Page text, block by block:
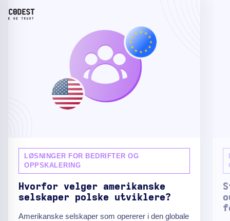
LØSNINGER FOR BEDRIFTER OG
OPPSKALERING
Hvorfor velger amerikanske
selskaper polske utviklere?
Amerikanske selskaper som opererer i den globale